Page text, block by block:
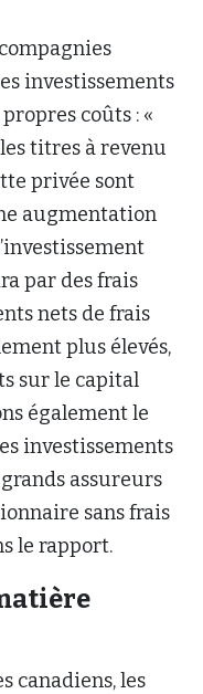
investissements
coûts : «
titres à revenu
privée sont
augmentation
par des frais
nets de frais
plus élevés,
sur le capital
également le
investissements
assureurs
sans frais
le rapport.
canadiens, les